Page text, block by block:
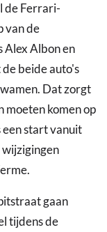
de Ferrari-
van de
Albon en
beide auto's
Dat zorgt
moeten komen op
start vanuit
gaan
tijdens de